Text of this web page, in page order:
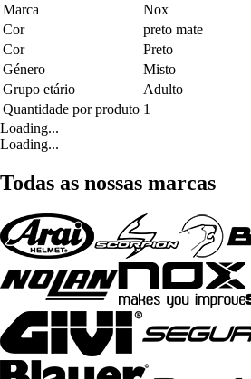
Marca
Nox
Cor
preto mate
Cor
Preto
Género
Misto
Grupo etário
Adulto
Quantidade por produto 1
Loading...
Loading...
Todas as nossas marcas